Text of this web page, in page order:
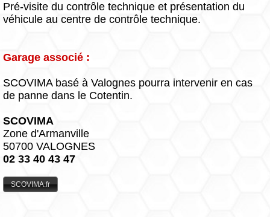
Pré-visite du contrôle technique et présentation du
véhicule au centre de contrôle technique.
Garage associé :
SCOVIMA basé à Valognes pourra intervenir en cas
de panne dans le Cotentin.
SCOVIMA
Zone d'Armanville
50700 VALOGNES
02 33 40 43 47
SCOVIMA.fr